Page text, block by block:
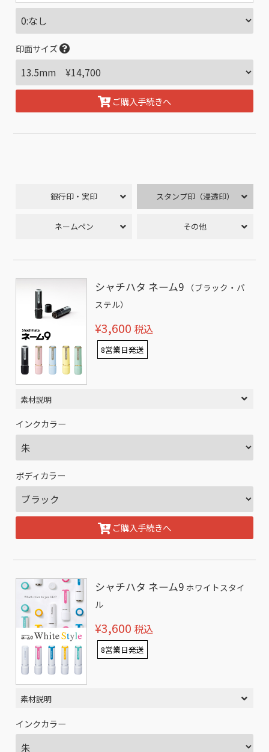
印面サイズ
ご購入手続きへ
銀行印・実印 スタンプ印（浸透印）
ネームペン その他
シャチハタ ネーム9
（ブラック・パ
ステル）
¥3,600 税込
8営業日発送
素材説明
インクカラー
ボディカラー
ご購入手続きへ
シャチハタ ネーム9 ホワイトスタイ
ル
¥3,600 税込
8営業日発送
素材説明
インクカラー